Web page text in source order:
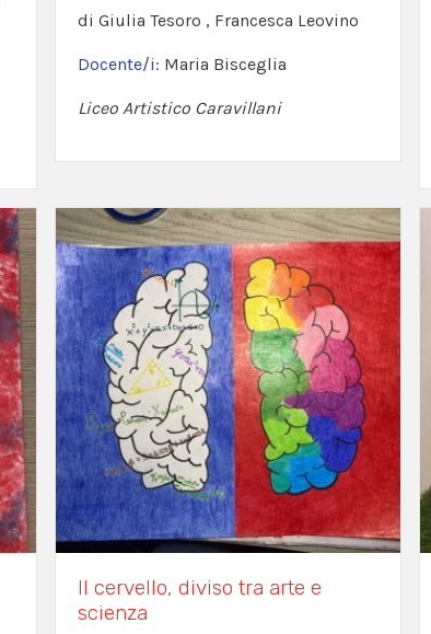
di Giulia Tesoro , Francesca Leovino
Docente/i: Maria Bisceglia
Liceo Artistico Caravillani
Il cervello, diviso tra arte e
scienza